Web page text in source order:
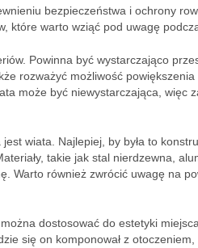
bezpieczeństwa i ochrony
które warto wziąć pod uwagę
Powinna być wystarczająco
rozważyć możliwość powiększenia
może być niewystarczająca, więc
jest wiata. Najlepiej, by była to
takie jak stal nierdzewna,
Warto również zwrócić uwagę na
dostosować do estetyki
się on komponował z